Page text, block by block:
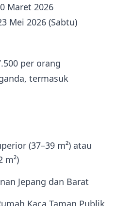
Maret 2026
Mei 2026 (Sabtu)
per orang
termasuk
(37–39 m²) atau
m²)
Jepang dan Barat